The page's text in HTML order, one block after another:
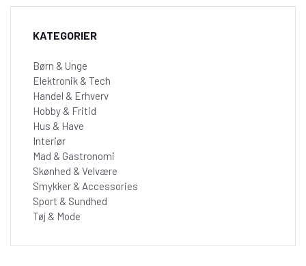
KATEGORIER
Børn & Unge
Elektronik & Tech
Handel & Erhverv
Hobby & Fritid
Hus & Have
Interiør
Mad & Gastronomi
Skønhed & Velvære
Smykker & Accessories
Sport & Sundhed
Tøj & Mode